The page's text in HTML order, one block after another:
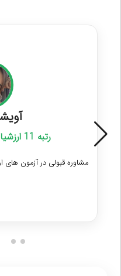
رتبه 11 ارزشیابی داروسازی 1404
مشاوره قبولی در آزمون های